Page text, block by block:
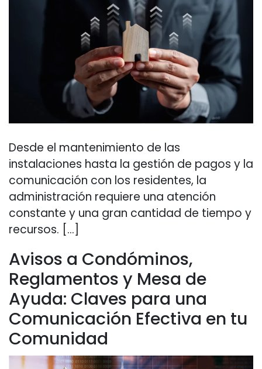
Desde el mantenimiento de las
instalaciones hasta la gestión de pagos y la
comunicación con los residentes, la
administración requiere una atención
constante y una gran cantidad de tiempo y
recursos. […]
Avisos a Condóminos,
Reglamentos y Mesa de
Ayuda: Claves para una
Comunicación Efectiva en tu
Comunidad